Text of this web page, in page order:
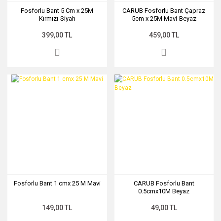
Fosforlu Bant 5 Cm x 25M
Kırmızı-Siyah
399,00 TL
CARUB Fosforlu Bant Çapraz
5cm x 25M Mavi-Beyaz
459,00 TL
Fosforlu Bant 1 cmx 25 M Mavi
149,00 TL
CARUB Fosforlu Bant
0.5cmx10M Beyaz
49,00 TL